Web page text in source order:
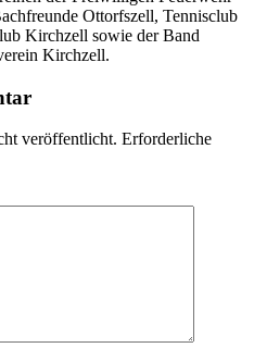
Ottorfszell, Tennisclub
Kirchzell sowie der Band
Kirchzell.
veröffentlicht. Erforderliche